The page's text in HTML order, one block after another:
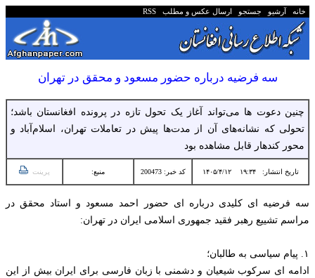
خانه آرشیو جستجو ارسال عکس و مطلب RSS
سه فرضیه درباره حضور مسعود و محقق در تهران
چنین دعوت ها می‌تواند آغاز یک تحول تازه در پرونده افغانستان باشد؛
تحولی که نشانه‌های آن از مدت‌ها پیش در تعاملات تهران، اسلام‌آباد و
محور کندهار قابل مشاهده بود
تاریخ انتشار:۱۹:۳۴ ۱۴۰۵/۴/۱۲ کد خبر: 200473 منبع: پرینت
سه فرضیه ای کلیدی درباره ای حضور احمد مسعود و استاد محقق در
مراسم تشییع رهبر فقید جمهوری اسلامی ایران در تهران:
۱. پیام سیاسی به طالبان؛
ادامه ای سرکوب شیعیان و دشمنی با زبان فارسی برای ایران بیش از این